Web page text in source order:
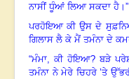
ਨਾਸੀਂ ਧੂੰਆਂ ਲਿਆ ਸਕਦਾ ਹੈ ।”
ਪਰਹੋਇਆ ਕੀ ਉਸ ਦੇ
ਗਿਲਾਸ ਲੈ ਕੇ ਮੈਂ ਤਮੰਨਾ ਦੇ
“ਮੰਮਾ, ਕੀ ਹੋਇਆ? ਬੜੇ
ਤਮੰਨਾ ਨੇ ਮੇਰੇ ਚਿਹਰੇ ’ਤੇ